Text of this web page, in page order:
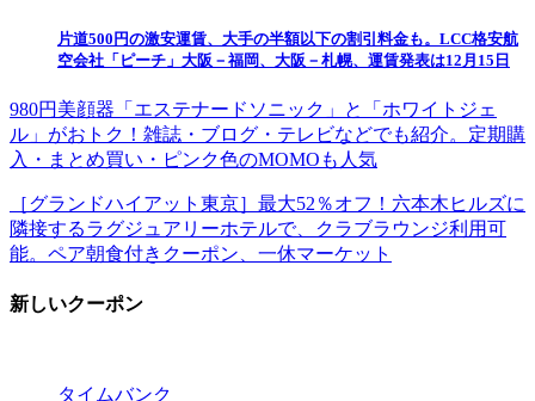
片道500円の激安運賃、大手の半額以下の割引料金も。LCC格安航
空会社「ピーチ」大阪－福岡、大阪－札幌、運賃発表は12月15日
980円美顔器「エステナードソニック」と「ホワイトジェ
ル」がおトク！雑誌・ブログ・テレビなどでも紹介。定期購
入・まとめ買い・ピンク色のMOMOも人気
［グランドハイアット東京］最大52％オフ！六本木ヒルズに
隣接するラグジュアリーホテルで、クラブラウンジ利用可
能。ペア朝食付きクーポン、一休マーケット
新しいクーポン
タイムバンク